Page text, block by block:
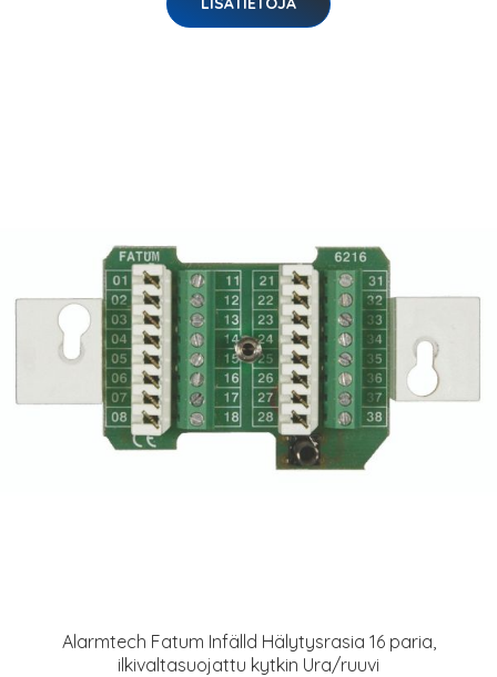
Alarmtech Fatum Infälld Hälytysrasia 16 paria,
ilkivaltasuojattu kytkin Ura/ruuvi